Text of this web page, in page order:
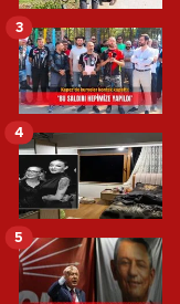
3
4
5